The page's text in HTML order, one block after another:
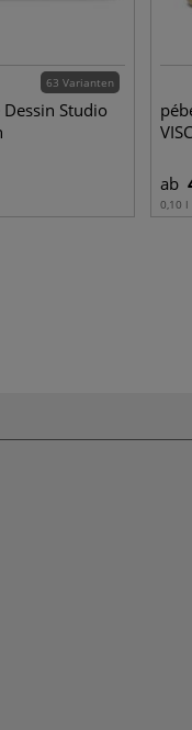
63 Varianten
Studio
ab
0,10